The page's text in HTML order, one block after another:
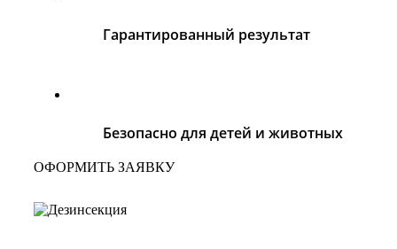
Гарантированный результат
Безопасно для детей и животных
ОФОРМИТЬ ЗАЯВКУ